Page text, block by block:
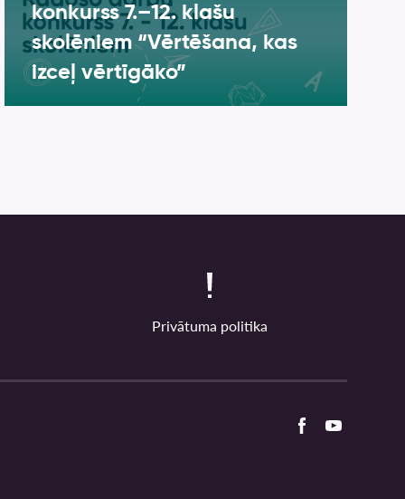
konkurss 7.–12. klašu
skolēniem “Vērtēšana, kas
izceļ vērtīgāko”
Privātuma politika